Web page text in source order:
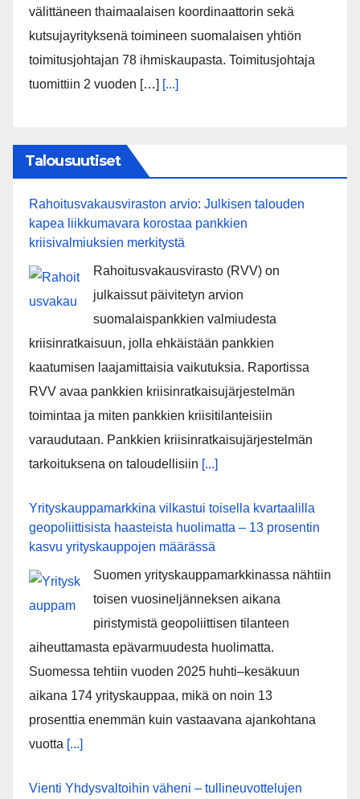
välittäneen thaimaalaisen koordinaattorin sekä
kutsujayrityksenä toimineen suomalaisen yhtiön
toimitusjohtajan 78 ihmiskaupasta. Toimitusjohtaja
tuomittiin 2 vuoden […] [...]
Talousuutiset
Rahoitusvakausviraston arvio: Julkisen talouden
kapea liikkumavara korostaa pankkien
kriisivalmiuksien merkitystä
Rahoitusvakausvirasto (RVV) on
julkaissut päivitetyn arvion
suomalaispankkien valmiudesta
kriisinratkaisuun, jolla ehkäistään pankkien
kaatumisen laajamittaisia vaikutuksia. Raportissa
RVV avaa pankkien kriisinratkaisujärjestelmän
toimintaa ja miten pankkien kriisitilanteisiin
varaudutaan. Pankkien kriisinratkaisujärjestelmän
tarkoituksena on taloudellisiin [...]
Yrityskauppamarkkina vilkastui toisella kvartaalilla
geopoliittisista haasteista huolimatta – 13 prosentin
kasvu yrityskauppojen määrässä
Suomen yrityskauppamarkkinassa nähtiin
toisen vuosineljänneksen aikana
piristymistä geopoliittisen tilanteen
aiheuttamasta epävarmuudesta huolimatta.
Suomessa tehtiin vuoden 2025 huhti–kesäkuun
aikana 174 yrityskauppaa, mikä on noin 13
prosenttia enemmän kuin vastaavana ajankohtana
vuotta [...]
Vienti Yhdysvaltoihin väheni – tullineuvottelujen